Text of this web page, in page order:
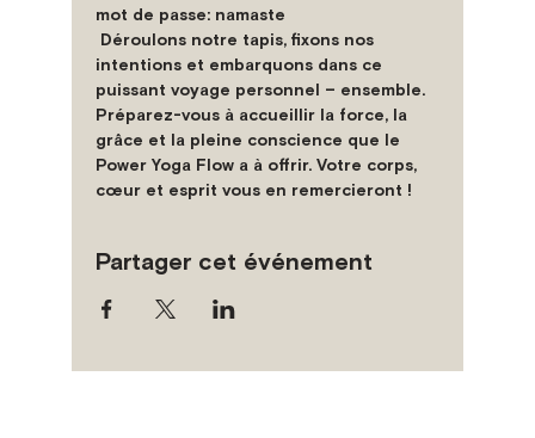
mot de passe: namaste
Déroulons notre tapis, fixons nos
intentions et embarquons dans ce
puissant voyage personnel – ensemble.
Préparez-vous à accueillir la force, la
grâce et la pleine conscience que le
Power Yoga Flow a à offrir. Votre corps,
cœur et esprit vous en remercieront !
Partager cet événement